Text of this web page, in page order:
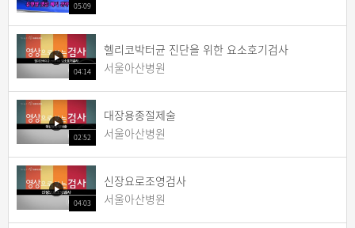
05:09
04:14
헬리코박터균 진단을 위한 요소호기검사
서울아산병원
02:52
대장용종절제술
서울아산병원
04:03
신장요로조영검사
서울아산병원